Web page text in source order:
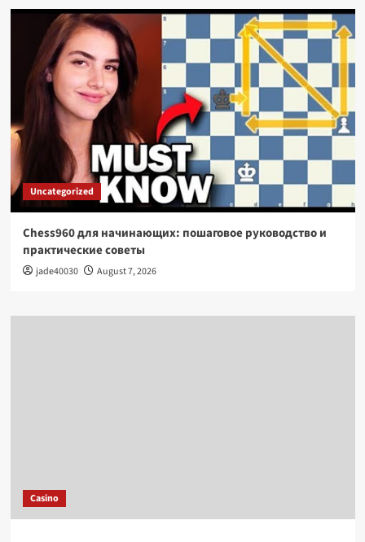
Uncategorized
Chess960 для начинающих: пошаговое руководство и
практические советы
jade40030 August 7, 2026
Casino